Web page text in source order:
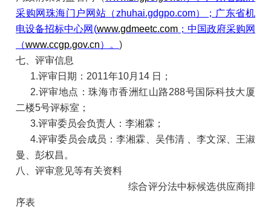
采购网珠海门户网站（zhuhai.gdgpo.com）；广东省机
电设备招标中心网(www.gdmeetc.com；中国政府采购网
（www.ccgp.gov.cn）。)
七、评审信息
1.评审日期：2011年10月14 日；
2.评审地点：珠海市香洲红山路288号国际科技大厦
二楼5号评标室；
3.评审委员会负责人：李湘霖；
4.评审委员会成员：李湘霖、吴伟清 、李文深、王淑
曼、彭权昌。
八、评审意见等有关资料
综合评分法中标候选供应商排
序表